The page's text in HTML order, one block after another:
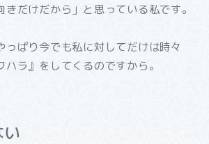
だけだから」と思っている私です。
っぱり今でも私に対してだけは時々
ハラ』をしてくるのですから。